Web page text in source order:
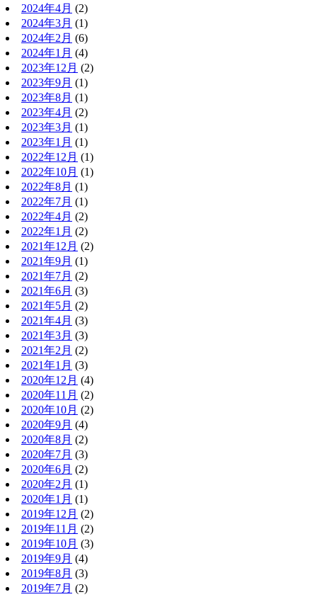
2024年4月 (2)
2024年3月 (1)
2024年2月 (6)
2024年1月 (4)
2023年12月 (2)
2023年9月 (1)
2023年8月 (1)
2023年4月 (2)
2023年3月 (1)
2023年1月 (1)
2022年12月 (1)
2022年10月 (1)
2022年8月 (1)
2022年7月 (1)
2022年4月 (2)
2022年1月 (2)
2021年12月 (2)
2021年9月 (1)
2021年7月 (2)
2021年6月 (3)
2021年5月 (2)
2021年4月 (3)
2021年3月 (3)
2021年2月 (2)
2021年1月 (3)
2020年12月 (4)
2020年11月 (2)
2020年10月 (2)
2020年9月 (4)
2020年8月 (2)
2020年7月 (3)
2020年6月 (2)
2020年2月 (1)
2020年1月 (1)
2019年12月 (2)
2019年11月 (2)
2019年10月 (3)
2019年9月 (4)
2019年8月 (3)
2019年7月 (2)